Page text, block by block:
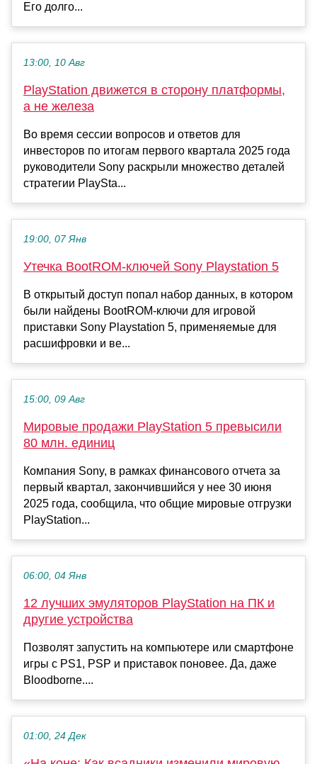
Его долго...
13:00, 10 Авг
PlayStation движется в сторону платформы,
а не железа
Во время сессии вопросов и ответов для
инвесторов по итогам первого квартала 2025 года
руководители Sony раскрыли множество деталей
стратегии PlaySta...
19:00, 07 Янв
Утечка BootROM-ключей Sony Playstation 5
В открытый доступ попал набор данных, в котором
были найдены BootROM-ключи для игровой
приставки Sony Playstation 5, применяемые для
расшифровки и ве...
15:00, 09 Авг
Мировые продажи PlayStation 5 превысили
80 млн. единиц
Компания Sony, в рамках финансового отчета за
первый квартал, закончившийся у нее 30 июня
2025 года, сообщила, что общие мировые отгрузки
PlayStation...
06:00, 04 Янв
12 лучших эмуляторов PlayStation на ПК и
другие устройства
Позволят запустить на компьютере или смартфоне
игры с PS1, PSP и приставок поновее. Да, даже
Bloodborne....
01:00, 24 Дек